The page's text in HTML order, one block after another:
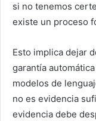
si no tenemos
existe un proceso
Esto implica dejar
garantía
modelos de
no es evidencia
evidencia debe